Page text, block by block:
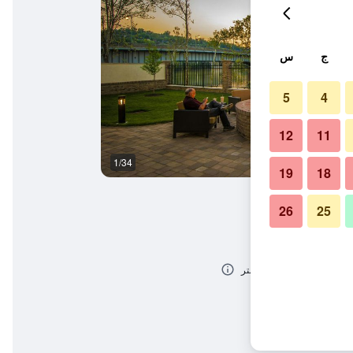
1/34
داونتاون / سيفيك سنتر
ج س
4
5
11
12
18
19
25
26